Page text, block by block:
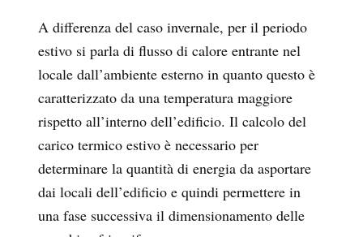
A differenza del caso invernale, per il periodo
estivo si parla di flusso di calore entrante nel
locale dall’ambiente esterno in quanto questo è
caratterizzato da una temperatura maggiore
rispetto all’interno dell’edificio. Il calcolo del
carico termico estivo è necessario per
determinare la quantità di energia da asportare
dai locali dell’edificio e quindi permettere in
una fase successiva il dimensionamento delle